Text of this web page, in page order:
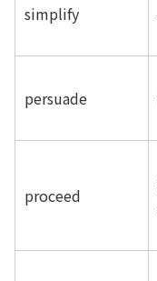
simplify
persuade
proceed